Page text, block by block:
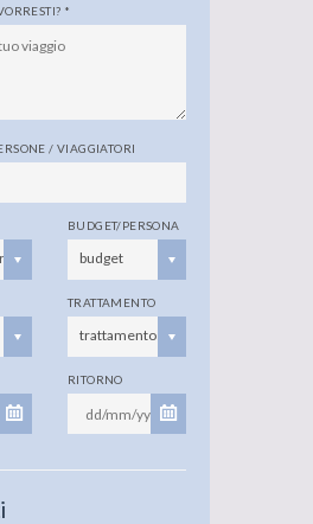
*
/ VIAGGIATORI
BUDGET/PERSONA
budget
TRATTAMENTO
trattamento
RITORNO